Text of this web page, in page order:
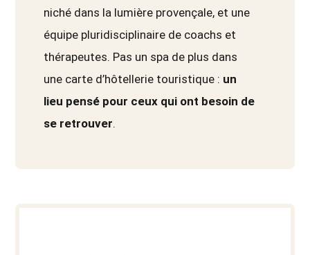
niché dans la lumière provençale, et une
équipe pluridisciplinaire de coachs et
thérapeutes. Pas un spa de plus dans
une carte d’hôtellerie touristique : un
lieu pensé pour ceux qui ont besoin de
se retrouver.